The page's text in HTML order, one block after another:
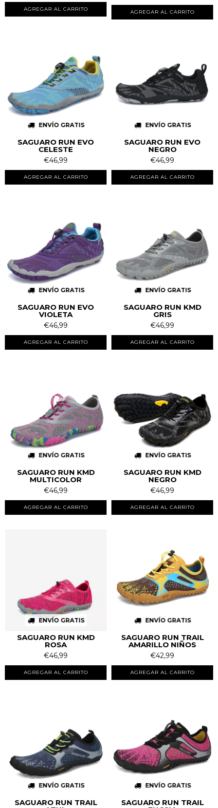
AGREGAR AL CARRITO AGREGAR AL CARRITO
ENVÍO GRATIS
SAGUARO RUN EVO
CELESTE
€46,99
AGREGAR AL CARRITO
ENVÍO GRATIS
SAGUARO RUN EVO
NEGRO
€46,99
AGREGAR AL CARRITO
ENVÍO GRATIS
SAGUARO RUN EVO
VIOLETA
€46,99
AGREGAR AL CARRITO
ENVÍO GRATIS
SAGUARO RUN KMD
GRIS
€46,99
AGREGAR AL CARRITO
ENVÍO GRATIS
SAGUARO RUN KMD
MULTICOLOR
€46,99
AGREGAR AL CARRITO
ENVÍO GRATIS
SAGUARO RUN KMD
NEGRO
€46,99
AGREGAR AL CARRITO
ENVÍO GRATIS
SAGUARO RUN KMD
ROSA
€46,99
AGREGAR AL CARRITO
ENVÍO GRATIS
SAGUARO RUN TRAIL
AMARILLO NIÑOS
€42,99
AGREGAR AL CARRITO
ENVÍO GRATIS
SAGUARO RUN TRAIL
ENVÍO GRATIS
SAGUARO RUN TRAIL